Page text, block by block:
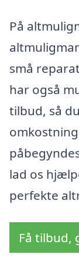
På
små
har også
tilbud, så
lad os
perfekte
Få tilbud,